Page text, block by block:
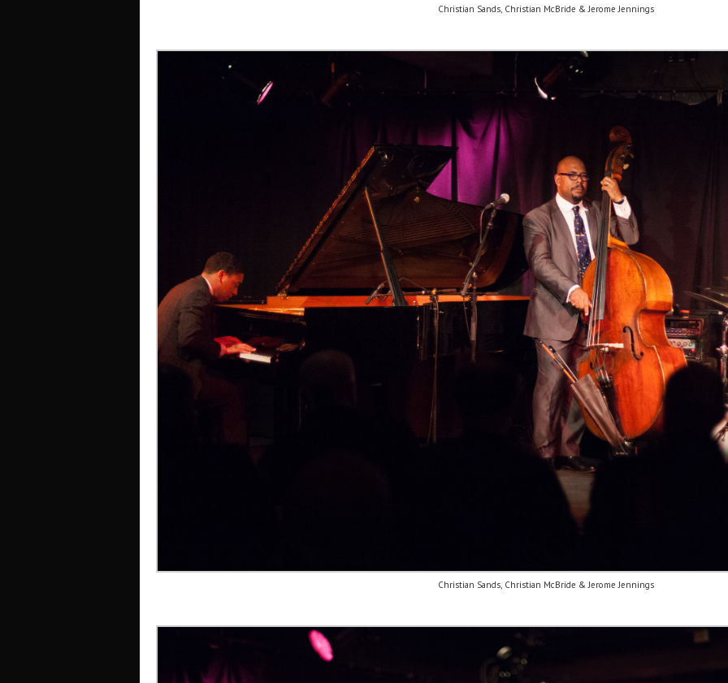
Christian Sands, Christian McBride & Jerome Jennings
Christian Sands, Christian McBride & Jerome Jennings